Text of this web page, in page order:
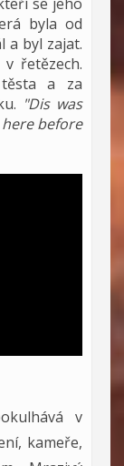
byla od
a byl zajat.
řetězech.
a za
"Dis was
before
v
kameře,